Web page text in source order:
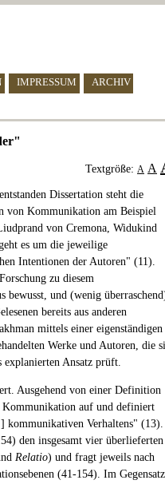
IMPRESSUM ARCHIV
Textgröße: A A
Dissertation steht die
von Kommunikation am Beispiel
von Cremona, Widukind
es um die jeweilige
Intentionen der Autoren" (11).
zu diesem
bewusst, und (wenig
bereits aus anderen
mittels einer eigenständigen
Werke und Autoren, die
Ansatz prüft.
Ausgehend von einer Definition
auf und definiert
kommunikativen Verhaltens" (13).
den insgesamt vier überlieferten
Relatio) und fragt jeweils nach
(41-154). Im Gegensatz